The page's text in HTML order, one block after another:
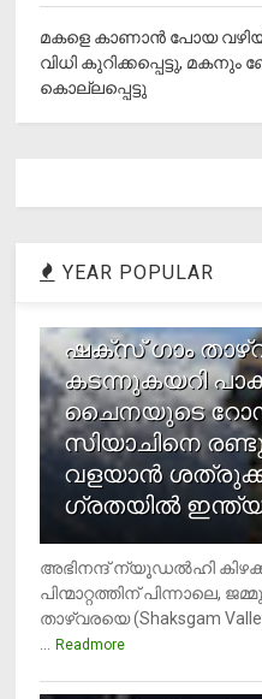
മകളെ കാണാന്‍ പോയ
വിധി കുറിക്കപ്പെട്ടു,
കൊല്ലപ്പെട്ടു
YEAR POPULAR
ഷക്സ് ​ഗാം
കടന്നുകയറി
ചൈനയുടെ റോഡ്
സിയാചിനെ
വളയാൻ
ഗ്രതയിൽ
അഭിനന്ദ് ന്യൂഡൽഹി
പിന്മാറ്റത്തിന് പിന്നാലെ,
താഴ്‌വരയെ (Shaksgam
Readmore